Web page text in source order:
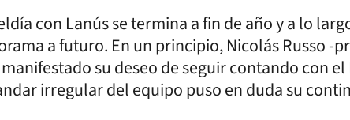
con Lanús se termina a fin de año y a lo
a futuro. En un principio, Nicolás Russo -
su deseo de seguir contando con
irregular del equipo puso en duda su